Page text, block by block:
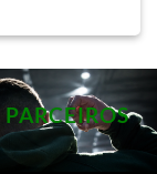
PARCEIROS